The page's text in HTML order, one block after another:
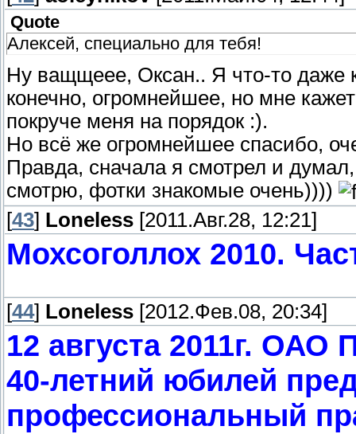
Quote
Алексей, специально для тебя!
Ну ващщеее, Оксан.. Я что-то даже
конечно, огромнейшее, но мне
покруче меня на порядок :).
Но всё же огромнейшее спасибо,
Правда, сначала я смотрел и
смотрю, фотки знакомые очень))))
[43] Loneless [2011.Авг.28, 12:21]
Мохсоголлох 2010.
[44] Loneless [2012.Фев.08, 20:34]
12 августа 2011г. ОАО
40-летний юбилей
профессиональный